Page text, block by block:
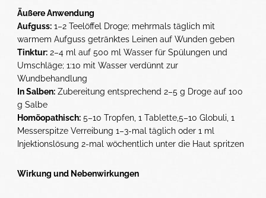
Äußere Anwendung
Aufguss: 1–2 Teelöffel Droge; mehrmals täglich mit
warmem Aufguss getränktes Leinen auf Wunden geben
Tinktur: 2–4 ml auf 500 ml Wasser für Spülungen und
Umschläge; 1:10 mit Wasser verdünnt zur
Wundbehandlung
In Salben: Zubereitung entsprechend 2–5 g Droge auf 100
g Salbe
Homöopathisch: 5–10 Tropfen, 1 Tablette,5–10 Globuli, 1
Messerspitze Verreibung 1–3-mal täglich oder 1 ml
Injektionslösung 2-mal wöchentlich unter die Haut spritzen
Wirkung und Nebenwirkungen